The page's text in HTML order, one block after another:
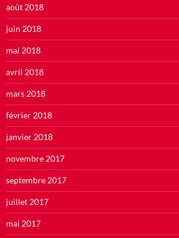
août 2018
juin 2018
mai 2018
avril 2018
mars 2018
février 2018
janvier 2018
novembre 2017
septembre 2017
juillet 2017
mai 2017